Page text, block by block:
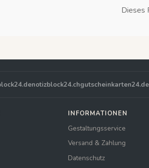
Dieses
notizblock24.chgutscheinkarten24.de
INFORMATIONEN
Gestaltungsservice
Versand & Zahlung
Datenschutz